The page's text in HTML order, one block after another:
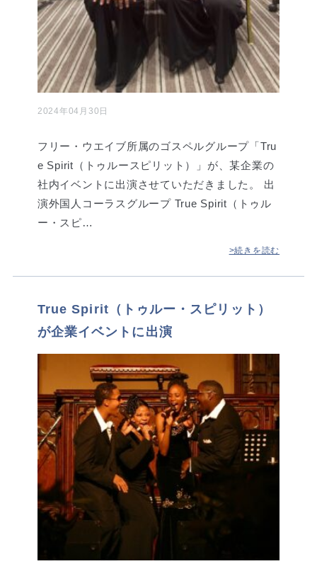
2024年04月30日
フリー・ウエイブ所属のゴスペルグループ「Tru
e Spirit（トゥルースピリット）」が、某企業の
社内イベントに出演させていただきました。 出
演外国人コーラスグループ True Spirit（トゥル
ー・スピ…
>続きを読む
True Spirit（トゥルー・スピリット）
が企業イベントに出演